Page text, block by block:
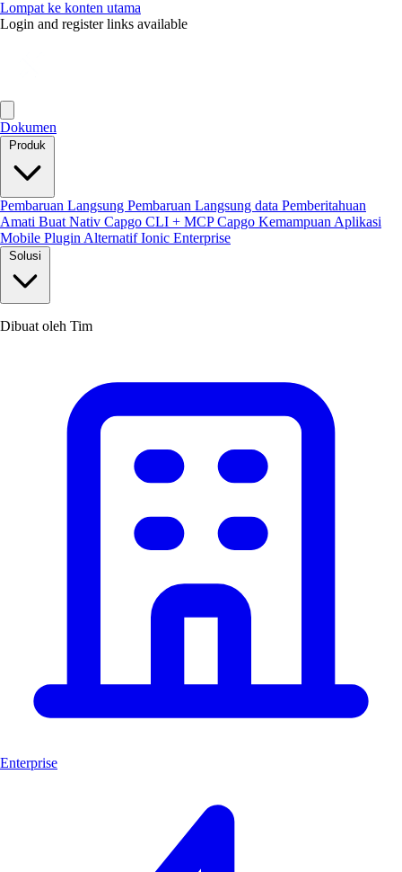
Lompat ke konten utama
Login and register links available
Dokumen
Produk
Pembaruan Langsung Pembaruan Langsung data Pemberitahuan
Amati Buat Nativ Capgo CLI + MCPCapgo Kemampuan Aplikasi
Mobile Plugin Alternatif Ionic Enterprise
Solusi
Dibuat oleh Tim
Enterprise